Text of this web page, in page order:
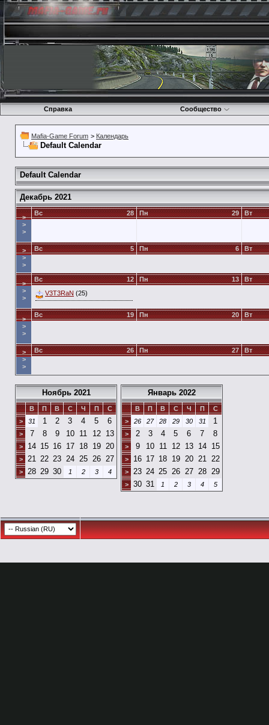
Справка Сообщество
Mafia-Game Forum > Календарь
Default Calendar
Default Calendar
Декабрь 2021
>
>
>
28
Вс 29
Пн Вт
>
>
>
5
Вс 6
Пн Вт
>
>
>
12
Вс
V3T3RaN (25)
13
Пн Вт
>
>
>
19
Вс 20
Пн Вт
>
>
>
26
Вс 27
Пн Вт
Ноябрь 2021
В П В С Ч П
С
>
31 1 2 3 4 5 6
> 7 8 9 10 11 12 13
> 14 15 16 17 18 19 20
> 21 22 23 24 25 26 27
> 28 29 30 1 2 3 4
Январь 2022
В П В С Ч П
С
>
26 27 28 29 30 31 1
> 2 3 4 5 6 7 8
> 9 10 11 12 13 14 15
> 16 17 18 19 20 21 22
> 23 24 25 26 27 28 29
> 30 31 1 2 3 4 5